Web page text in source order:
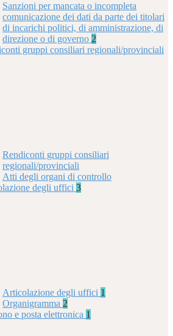
Sanzioni per mancata o incompleta
comunicazione dei dati da parte dei titolari
di incarichi politici, di amministrazione, di
direzione o di governo 2
gruppi consiliari regionali/provinciali
Rendiconti gruppi consiliari
regionali/provinciali
Atti degli organi di controllo
degli uffici 3
Articolazione degli uffici 1
Organigramma 2
e posta elettronica 1